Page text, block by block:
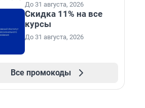
До 31 августа, 2026
Скидка 11% на все
курсы
До 31 августа, 2026
Все промокоды